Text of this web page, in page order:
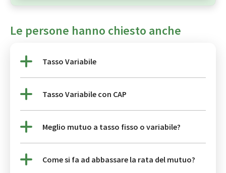
Le persone hanno chiesto anche
Tasso Variabile
Tasso Variabile con CAP
Meglio mutuo a tasso fisso o variabile?
Come si fa ad abbassare la rata del mutuo?